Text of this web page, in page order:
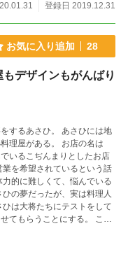
登録日 2019.12.31
お気に入り追加 28
デザインもがんばり
するあさひ。 あさひには地
理屋がある。 お店の名は
いるこぢんまりとしたお店
を希望されているという話
的に難しくて、悩んでいる
の夢だったが、実は料理人
は大将たちにテストをして
てもらうことにする。 こう
が始まった。